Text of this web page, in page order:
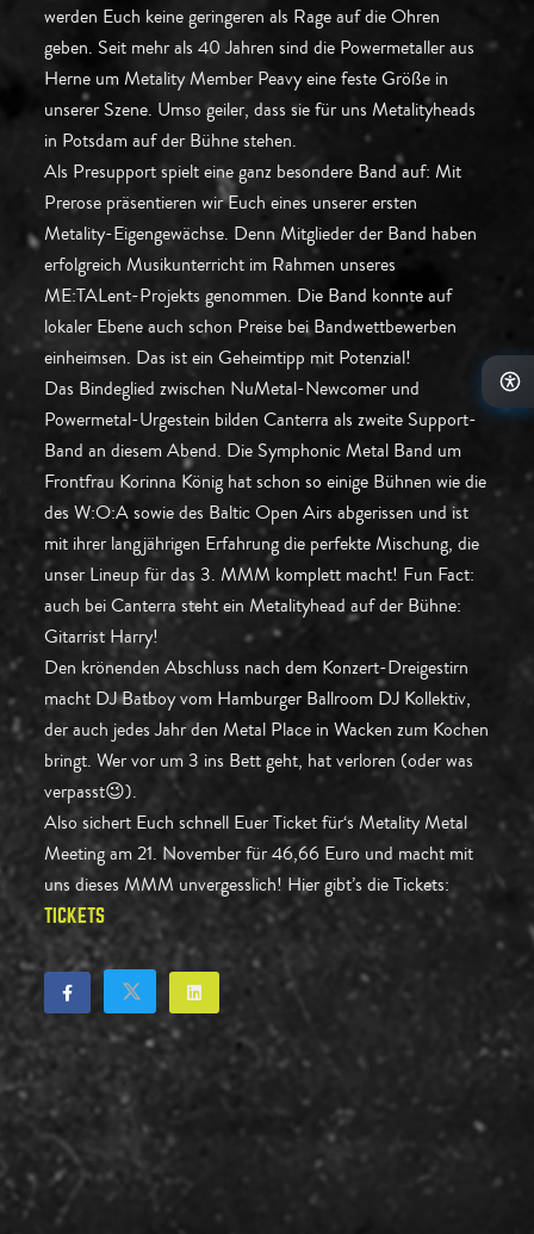
werden Euch keine geringeren als Rage auf die Ohren
geben. Seit mehr als 40 Jahren sind die Powermetaller aus
Herne um Metality Member Peavy eine feste Größe in
unserer Szene. Umso geiler, dass sie für uns Metalityheads
in Potsdam auf der Bühne stehen.
Als Presupport spielt eine ganz besondere Band auf: Mit
Prerose präsentieren wir Euch eines unserer ersten
Metality-Eigengewächse. Denn Mitglieder der Band haben
erfolgreich Musikunterricht im Rahmen unseres
ME:TALent-Projekts genommen. Die Band konnte auf
lokaler Ebene auch schon Preise bei Bandwettbewerben
einheimsen. Das ist ein Geheimtipp mit Potenzial!
Das Bindeglied zwischen NuMetal-Newcomer und
Powermetal-Urgestein bilden Canterra als zweite Support-
Band an diesem Abend. Die Symphonic Metal Band um
Frontfrau Korinna König hat schon so einige Bühnen wie die
des W:O:A sowie des Baltic Open Airs abgerissen und ist
mit ihrer langjährigen Erfahrung die perfekte Mischung, die
unser Lineup für das 3. MMM komplett macht! Fun Fact:
auch bei Canterra steht ein Metalityhead auf der Bühne:
Gitarrist Harry!
Den krönenden Abschluss nach dem Konzert-Dreigestirn
macht DJ Batboy vom Hamburger Ballroom DJ Kollektiv,
der auch jedes Jahr den Metal Place in Wacken zum Kochen
bringt. Wer vor um 3 ins Bett geht, hat verloren (oder was
verpasst😉).
Also sichert Euch schnell Euer Ticket für‘s Metality Metal
Meeting am 21. November für 46,66 Euro und macht mit
uns dieses MMM unvergesslich! Hier gibt’s die Tickets:
TICKETS